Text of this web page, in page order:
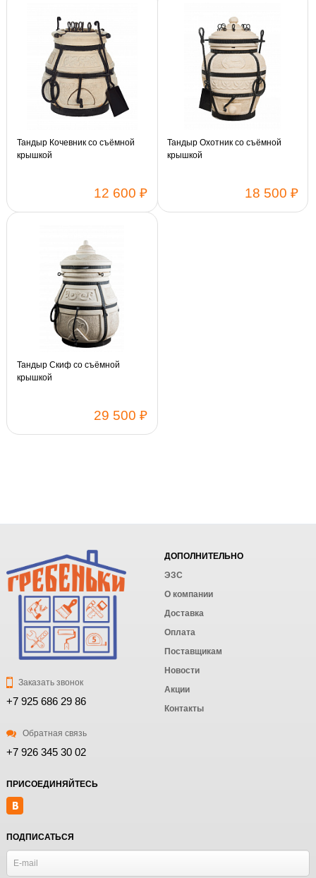
Тандыр Кочевник со съёмной
крышкой
12 600 ₽
Тандыр Охотник со съёмной
крышкой
18 500 ₽
Тандыр Скиф со съёмной
крышкой
29 500 ₽
Заказать звонок
+7 925 686 29 86
Обратная связь
+7 926 345 30 02
ДОПОЛНИТЕЛЬНО
ЭЗС
О компании
Доставка
Оплата
Поставщикам
Новости
Акции
Контакты
ПРИСОЕДИНЯЙТЕСЬ
ПОДПИСАТЬСЯ